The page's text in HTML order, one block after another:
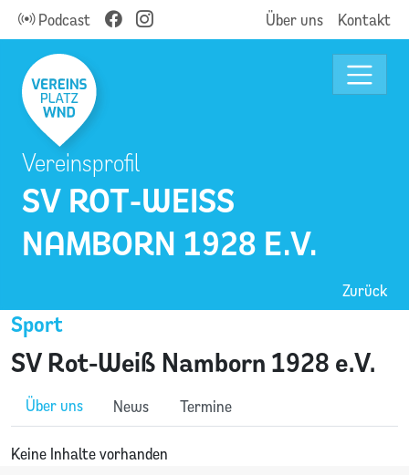
Podcast Über uns Kontakt
SV ROT-WEISS N
AMBORN 1928 E.V.
Vereinsprofil
Zurück
SV Rot-Weiß Namborn 1928 e.V.
Sport
Über uns News Termine
Keine Inhalte vorhanden